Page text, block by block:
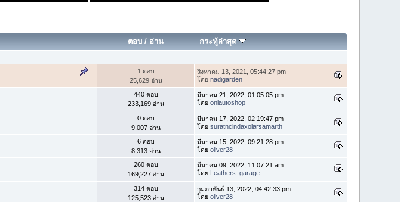
ตอบ/ อ่าน กระทู้ล่าสุด
1 ตอบ
25,629 อ่าน
สิงหาคม 13, 2021, 05:44:27 pm
โดยnadigarden
440 ตอบ
233,169 อ่าน
มีนาคม 21, 2022, 01:05:05 pm
โดยoniautoshop
0 ตอบ
9,007 อ่าน
มีนาคม 17, 2022, 02:19:47 pm
โดยsuratncindaxolarsamarth
6 ตอบ
8,313 อ่าน
มีนาคม 15, 2022, 09:21:28 pm
โดยoliver28
260 ตอบ
169,227 อ่าน
มีนาคม 09, 2022, 11:07:21 am
โดย Leathers_garage
314 ตอบ
125,523 อ่าน
กุมภาพันธ์ 13, 2022, 04:42:33 pm
โดยoliver28